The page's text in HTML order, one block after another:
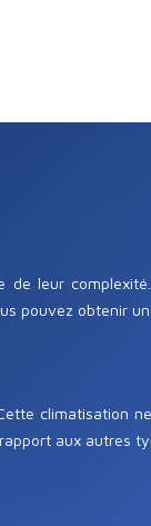
leur
pouvez obtenir
climatisation
aux autres